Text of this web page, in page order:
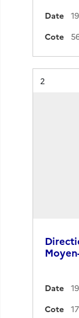
Date
Cote
Résultat n°
2
Date
Cote